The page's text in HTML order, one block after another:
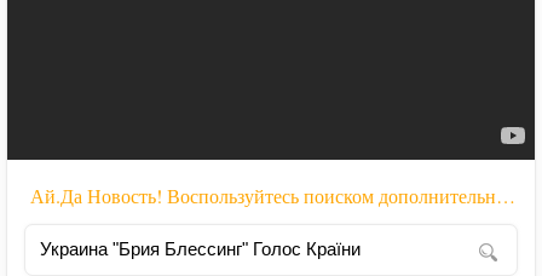
Ай.Да Новость! Воспользуйтесь поиском дополнительной информации: